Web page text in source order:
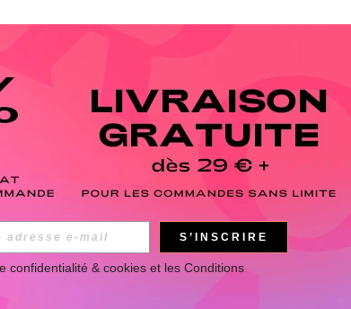
l'actualité ROMWE en avant-première ! (Vous
S’INSCRIRE
confidentialité & cookies et les Conditions